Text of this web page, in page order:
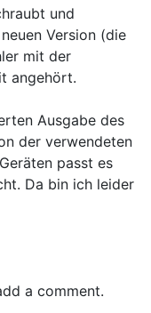
und
Version (die
mit der
angehört.
Ausgabe des
der verwendeten
passt es
Da bin ich leider
a comment.